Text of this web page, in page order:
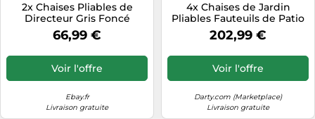
2x Chaises Pliables de
Directeur Gris Foncé
Bambou et Tissu Fauteuils
vidaXL
66,99 €
Voir l'offre
Ebay.fr
Livraison gratuite
4x Chaises de Jardin
Pliables Fauteuils de Patio
Chaises de Salle à Manger
d'Extérieur Fauteuils de
202,99 €
Voir l'offre
Darty.com (Marketplace)
Livraison gratuite